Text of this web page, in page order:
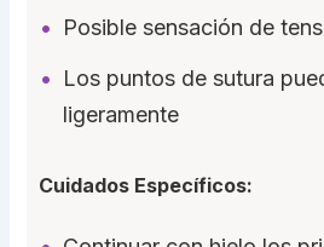
Posible sensación de
Los puntos de sutura
ligeramente
Cuidados Específicos: